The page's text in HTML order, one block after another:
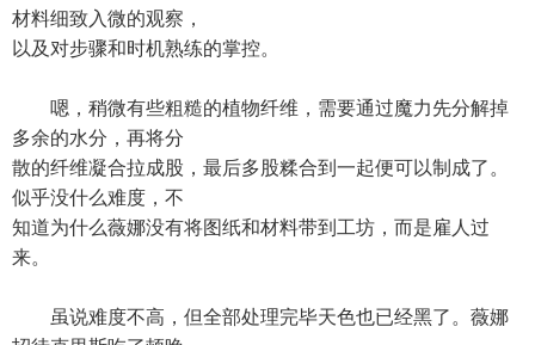
材料细致入微的观察，
以及对步骤和时机熟练的掌控。
嗯，稍微有些粗糙的植物纤维，需要通过魔力先分解掉
多余的水分，再将分
散的纤维凝合拉成股，最后多股糅合到一起便可以制成了。
似乎没什么难度，不
知道为什么薇娜没有将图纸和材料带到工坊，而是雇人过
来。
虽说难度不高，但全部处理完毕天色也已经黑了。薇娜